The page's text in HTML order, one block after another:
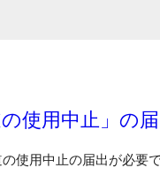
使用中止」の
使用中止の届出が必要